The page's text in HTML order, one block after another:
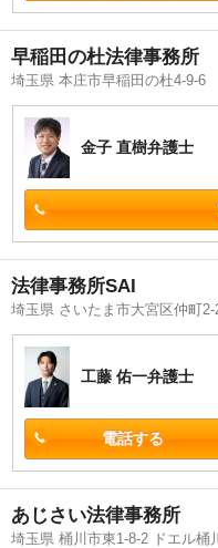
早稲田の杜法律事務所
埼玉県 本庄市早稲田の杜4-9-6
金子 直樹弁護士
法律事務所SAI
埼玉県 さいたま市大宮区仲町
工藤 佑一弁護士
電話する
あじさい法律事務所
埼玉県 桶川市東1-8-2 ドエル